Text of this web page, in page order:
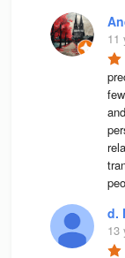
11
d.
13